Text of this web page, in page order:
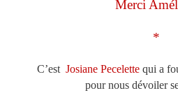
Merci
*
C’est Josiane Pecelette qui a
pour nous dévoiler